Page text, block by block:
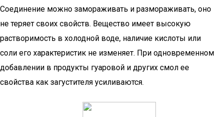
Соединение можно замораживать и размораживать, оно
не теряет своих свойств. Вещество имеет высокую
растворимость в холодной воде, наличие кислоты или
соли его характеристик не изменяет. При одновременном
добавлении в продукты гуаровой и других смол ее
свойства как загустителя усиливаются.